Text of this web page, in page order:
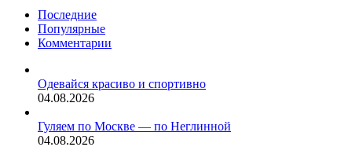
стал
Sunlight
Последние
Популярные
Комментарии
Одевайся красиво и спортивно
04.08.2026
Гуляем по Москве — по Неглинной
04.08.2026